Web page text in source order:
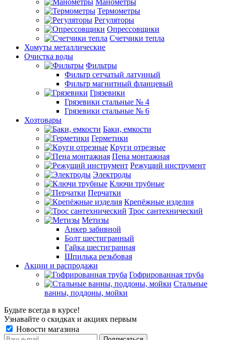
Термометры
Регуляторы
Опрессовщики
Счетчики тепла
Хомуты металлические
Очистка воды
Фильтры
Фильтр сетчатый латунный
Фильтр магнитный фланцевый
Грязевики
Грязевики стальные № 4
Грязевики стальные № 6
Хозтовары
Баки, емкости
Герметики
Круги отрезные
Пена монтажная
Режущий инструмент
Электроды
Ключи трубные
Перчатки
Крепёжные изделия
Трос сантехнический
Метизы
Анкер забивной
Болт шестигранный
Гайка шестигранная
Шпилька резьбовая
Акции и распродажи
Гофрированная труба
Стальные
ванны, поддоны, мойки
Будьте всегда в курсе!
Узнавайте о скидках и акциях первым
Новости магазина